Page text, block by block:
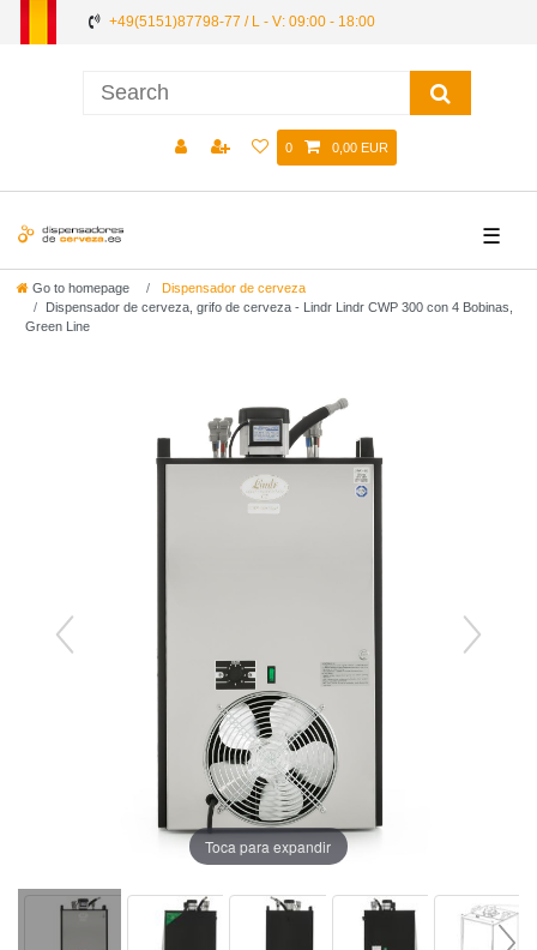
+49(5151)87798-77 / L - V: 09:00 - 18:00
0 0,00 EUR
☰
Go to homepage
Dispensador de cerveza
Dispensador de cerveza, grifo de cerveza - Lindr Lindr CWP 300 con 4 Bobinas,
Green Line
Toca para expandir